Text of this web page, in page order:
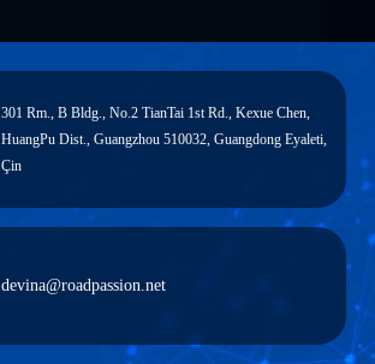
301 Rm., B Bldg., No.2 TianTai 1st Rd., Kexue Chen,
HuangPu Dist., Guangzhou 510032, Guangdong Eyaleti,
Çin
devina@roadpassion.net